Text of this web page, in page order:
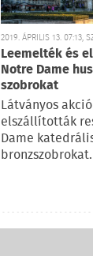
2019. ÁPRILIS 13. 07:13,
Leemelték és
Notre Dame
szobrokat
Látványos
elszállították
Dame
bronzszobrokat.